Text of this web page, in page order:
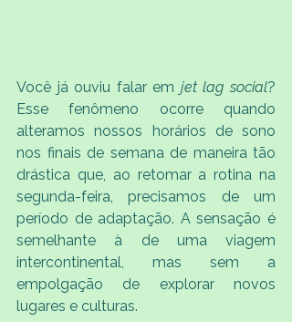
Você já ouviu falar em jet lag social?
Esse fenômeno ocorre quando
alteramos nossos horários de sono
nos finais de semana de maneira tão
drástica que, ao retomar a rotina na
segunda-feira, precisamos de um
período de adaptação. A sensação é
semelhante à de uma viagem
intercontinental, mas sem a
empolgação de explorar novos
lugares e culturas.